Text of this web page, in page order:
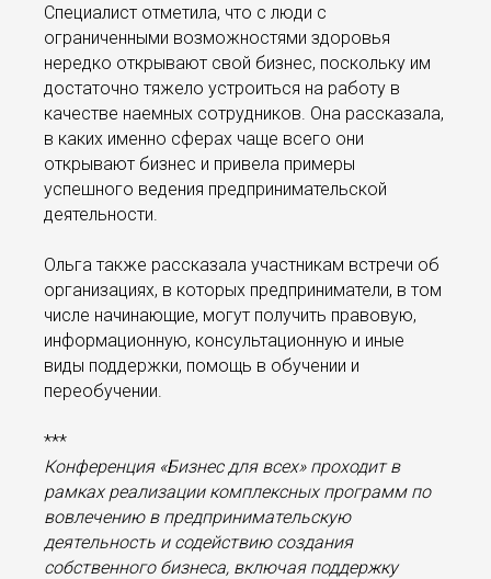
Специалист отметила, что с люди с
ограниченными возможностями здоровья
нередко открывают свой бизнес, поскольку им
достаточно тяжело устроиться на работу в
качестве наемных сотрудников. Она рассказала,
в каких именно сферах чаще всего они
открывают бизнес и привела примеры
успешного ведения предпринимательской
деятельности.
Ольга также рассказала участникам встречи об
организациях, в которых предприниматели, в том
числе начинающие, могут получить правовую,
информационную, консультационную и иные
виды поддержки, помощь в обучении и
переобучении.
***
Конференция «Бизнес для всех» проходит в
рамках реализации комплексных программ по
вовлечению в предпринимательскую
деятельность и содействию создания
собственного бизнеса, включая поддержку